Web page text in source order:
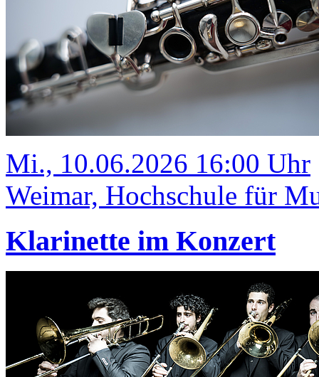
Mi., 10.06.2026 16:00 Uhr
Weimar, Hochschule für
Klarinette im Konzert